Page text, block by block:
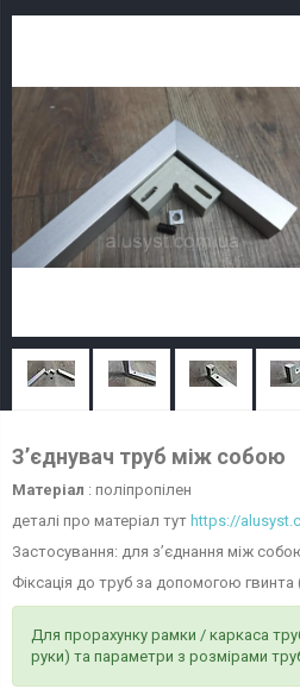
З’єднувач труб між собою
Матеріал : поліпропілен
деталі про матеріал тут https://
Застосування: для з’єднання між
Фіксація до труб за допомогою
Для прорахунку рамки / каркаса
руки) та параметри з розмірами